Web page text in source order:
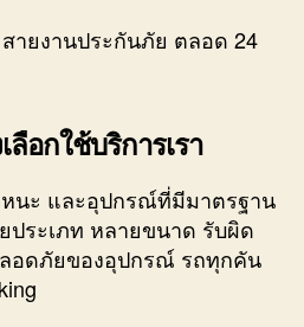
ายงานประกันภัย ตลอด 24
อกใช้บริการเรา
นะ และอุปกรณ์ที่มีมาตรฐาน
ประเภท หลายขนาด รับผิด
อดภัยของอุปกรณ์ รถทุกคัน